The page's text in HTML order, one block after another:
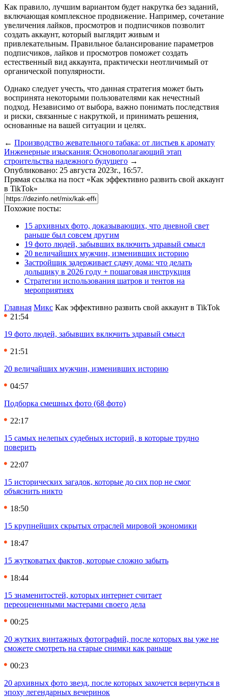
Как правило, лучшим вариантом будет накрутка без заданий,
включающая комплексное продвижение. Например, сочетание
увеличения лайков, просмотров и подписчиков позволит
создать аккаунт, который выглядит живым и
привлекательным. Правильное балансирование параметров
подписчиков, лайков и просмотров поможет создать
естественный вид аккаунта, практически неотличимый от
органической популярности.
Однако следует учесть, что данная стратегия может быть
воспринята некоторыми пользователями как нечестный
подход. Независимо от выбора, важно понимать последствия
и риски, связанные с накруткой, и принимать решения,
основанные на вашей ситуации и целях.
← Производство жевательного табака: от листьев к аромату
Инженерные изыскания: Основополагающий этап
строительства надежного будущего →
Опубликовано: 25 августа 2023г., 16:57.
Прямая ссылка на пост «Как эффективно развить свой аккаунт
в TikTok»
Похожие посты:
15 архивных фото, доказывающих, что дневной свет
раньше был совсем другим
19 фото людей, забывших включить здравый смысл
20 величайших мужчин, изменивших историю
Застройщик задерживает сдачу дома: что делать
дольщику в 2026 году + пошаговая инструкция
Стратегии использования шатров и тентов на
мероприятиях
Главная Микс Как эффективно развить свой аккаунт в TikTok
21:54
19 фото людей, забывших включить здравый смысл
21:51
20 величайших мужчин, изменивших историю
04:57
Подборка смешных фото (68 фото)
22:17
15 самых нелепых судебных историй, в которые трудно
поверить
22:07
15 исторических загадок, которые до сих пор не смог
объяснить никто
18:50
15 крупнейших скрытых отраслей мировой экономики
18:47
15 жутковатых фактов, которые сложно забыть
18:44
15 знаменитостей, которых интернет считает
переоцененными мастерами своего дела
00:25
20 жутких винтажных фотографий, после которых вы уже не
сможете смотреть на старые снимки как раньше
00:23
20 архивных фото звезд, после которых захочется вернуться в
эпоху легендарных вечеринок